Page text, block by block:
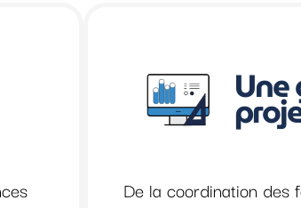
De la coordination des